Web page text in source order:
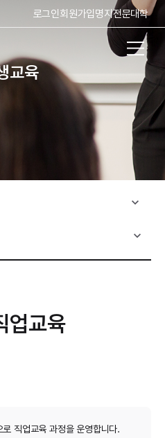
로그인회원가입명지전문대학
교육
expand_more
expand_more
업교육
직업교육 과정을 운영합니다.